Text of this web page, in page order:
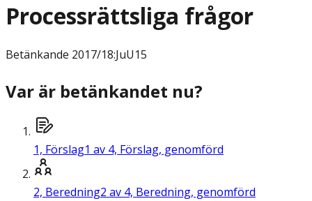
Processrättsliga frågor
Betänkande 2017/18:JuU15
Var är betänkandet nu?
1, Förslag1 av 4, Förslag, genomförd
2, Beredning2 av 4, Beredning, genomförd